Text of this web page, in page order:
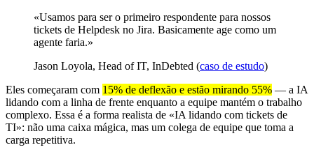
«Usamos para ser o primeiro respondente para nossos
tickets de Helpdesk no Jira. Basicamente age como um
agente faria.»
Jason Loyola, Head of IT, InDebted (caso de estudo)
Eles começaram com 15% de deflexão e estão mirando 55% — a IA
lidando com a linha de frente enquanto a equipe mantém o trabalho
complexo. Essa é a forma realista de «IA lidando com tickets de
TI»: não uma caixa mágica, mas um colega de equipe que toma a
carga repetitiva.